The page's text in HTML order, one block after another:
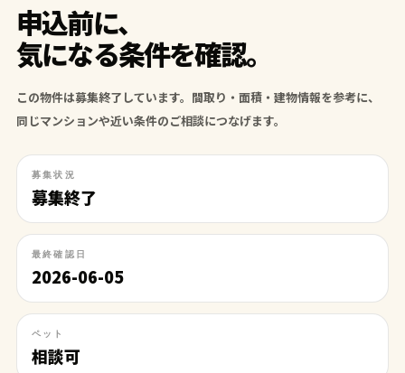
申込前に、
気になる条件を確認。
この物件は募集終了しています。間取り・面積・建物情報を参考に、
同じマンションや近い条件のご相談につなげます。
募集状況
募集終了
最終確認日
2026-06-05
ペット
相談可